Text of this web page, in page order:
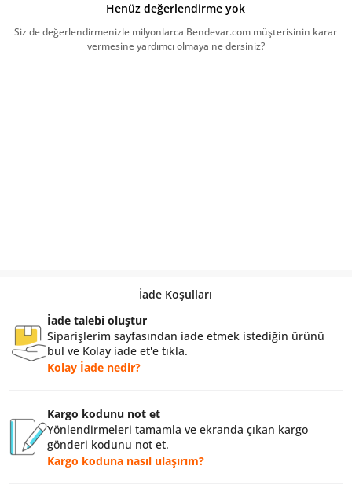
Henüz değerlendirme yok
Siz de değerlendirmenizle milyonlarca Bendevar.com müşterisinin karar
vermesine yardımcı olmaya ne dersiniz?
İade Koşulları
İade talebi oluştur
Siparişlerim sayfasından iade etmek istediğin ürünü
bul ve Kolay iade et'e tıkla.
Kolay İade nedir?
Kargo kodunu not et
Yönlendirmeleri tamamla ve ekranda çıkan kargo
gönderi kodunu not et.
Kargo koduna nasıl ulaşırım?